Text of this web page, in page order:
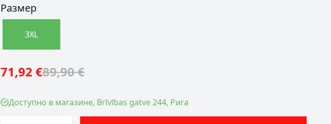
Размер
3XL
71,92 €89,90 €
Доступно в магазине, Brīvības gatve 244, Рига